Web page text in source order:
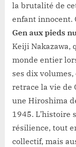
la brutalité de
enfant innocent.
Gen aux pieds
Keiji Nakazawa,
monde entier
ses dix
retrace la vie de
une Hiroshima
1945. L’histoire
résilience, tout
collectif, mais